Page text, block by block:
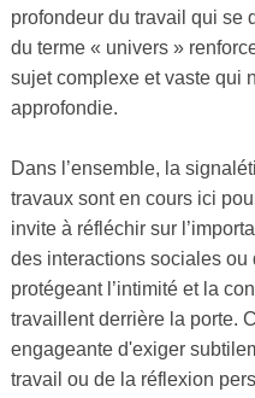
profondeur du travail qui se
du terme « univers »
sujet complexe et vaste qui
approfondie.
Dans l’ensemble, la
travaux sont en cours ici
invite à réfléchir sur
des interactions sociales ou
protégeant l’intimité et la
travaillent derrière la porte.
engageante d'exiger
travail ou de la réflexion